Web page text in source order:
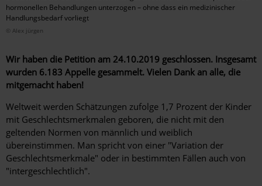
hormonellen Behandlungen unterzogen – ohne dass ein medizinischer
Handlungsbedarf vorliegt
© Alex jürgen
Wir haben die Petition am 24.10.2019 geschlossen. Insgesamt
wurden 6.183 Appelle gesammelt. Vielen Dank an alle, die
mitgemacht haben!
Weltweit werden Schätzungen zufolge 1,7 Prozent der Kinder
mit Geschlechtsmerkmalen geboren, die nicht mit den
geltenden Normen von männlich und weiblich
übereinstimmen. Man spricht von einer "Variation der
Geschlechtsmerkmale" oder in bestimmten Fällen auch von
"intergeschlechtlich".